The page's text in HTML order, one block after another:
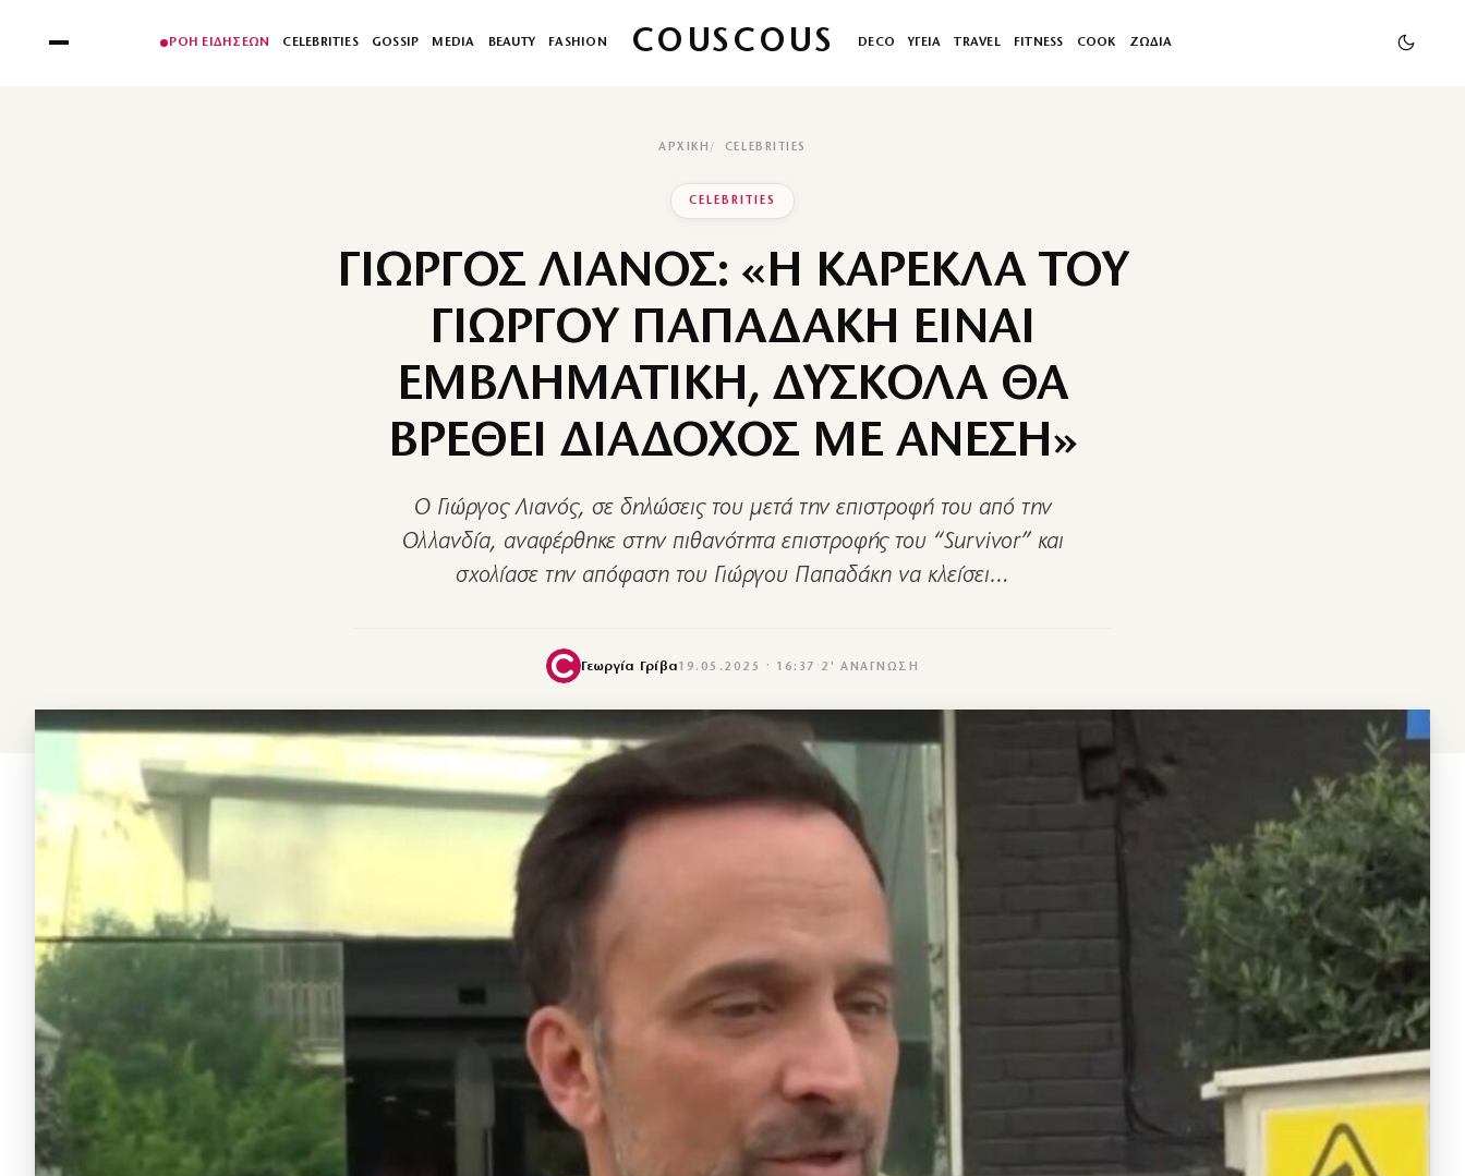
ΡΟΗ ΕΙΔΗΣΕΩΝ CELEBRITIES GOSSIP MEDIA BEAUTY FASHION COUSCOUS DECO ΥΓΕΙΑ TRAVEL FITNESS COOK ΖΩΔΙΑ
ΑΡΧΙΚΉ CELEBRITIES
CELEBRITIES
ΓΙΩΡΓΟΣ ΛΙΑΝΟΣ: «Η ΚΑΡΕΚΛΑ ΤΟΥ
ΓΙΩΡΓΟΥ ΠΑΠΑΔΑΚΗ ΕΙΝΑΙ
ΕΜΒΛΗΜΑΤΙΚΗ, ΔΥΣΚΟΛΑ ΘΑ
ΒΡΕΘΕΙ ΔΙΑΔΟΧΟΣ ΜΕ ΑΝΕΣΗ»
Ο Γιώργος Λιανός, σε δηλώσεις του μετά την επιστροφή του από την
Ολλανδία, αναφέρθηκε στην πιθανότητα επιστροφής του “Survivor” και
σχολίασε την απόφαση του Γιώργου Παπαδάκη να κλείσει…
Γεωργία Γρίβα19.05.2025 · 16:37 · 2′ ΑΝΆΓΝΩΣΗ